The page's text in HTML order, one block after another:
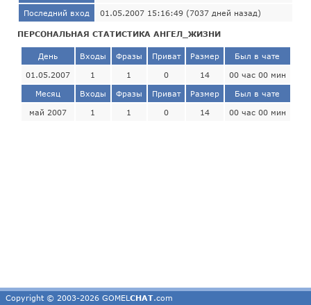
Последний вход 01.05.2007 15:16:49 (7037 дней назад)
ПЕРСОНАЛЬНАЯ СТАТИСТИКА АНГЕЛ_ЖИЗНИ
День Входы Фразы Приват Размер Был в чате
01.05.2007 1 1 0 14 00 час 00 мин
Месяц Входы Фразы Приват Размер Был в чате
май 2007 1 1 0 14 00 час 00 мин
Copyright © 2003-2026 GOMEL CHAT.com